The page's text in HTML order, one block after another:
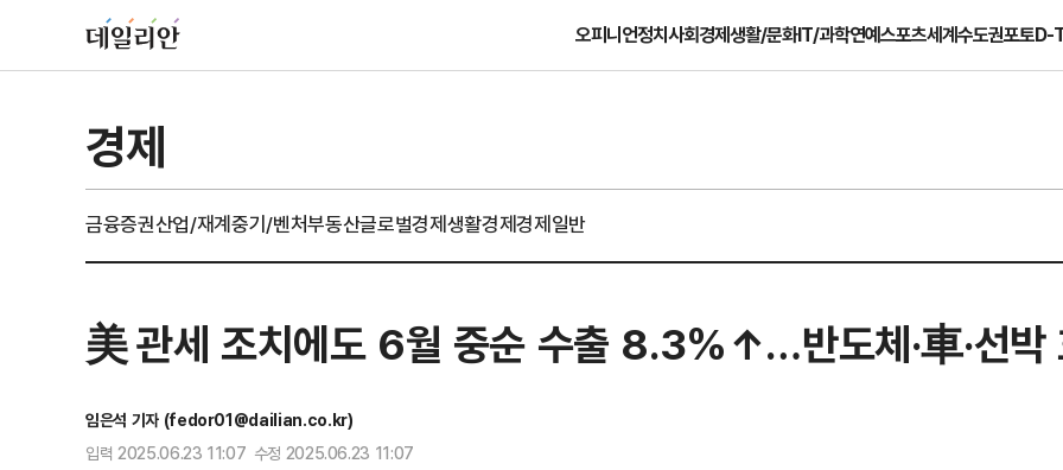
오피니언정치사회경제생활/문화IT/과학연예스포츠세계수도권포토D-
경제
금융증권산업/재계중기/벤처부동산글로벌경제생활경제경제일반
美 관세 조치에도 6월 중순 수출 8.3%↑…반도체·車·선박
임은석 기자 (fedor01@dailian.co.kr)
입력 2025.06.23 11:07 수정 2025.06.23 11:07